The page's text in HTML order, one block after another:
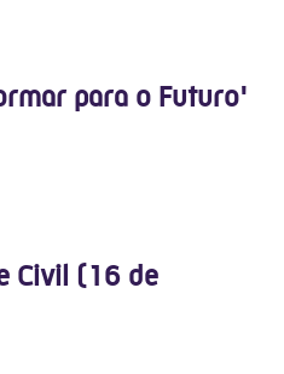
para o Futuro'
Civil (16 de